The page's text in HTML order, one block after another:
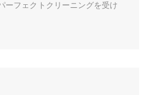
ーフェクトクリーニングを受け